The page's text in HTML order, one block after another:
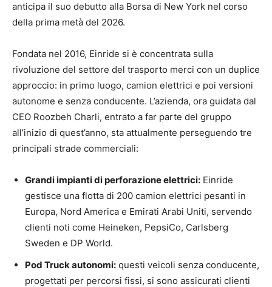
anticipa il suo debutto alla Borsa di New York nel corso
della prima metà del 2026.
Fondata nel 2016, Einride si è concentrata sulla
rivoluzione del settore del trasporto merci con un duplice
approccio: in primo luogo, camion elettrici e poi versioni
autonome e senza conducente. L’azienda, ora guidata dal
CEO Roozbeh Charli, entrato a far parte del gruppo
all’inizio di quest’anno, sta attualmente perseguendo tre
principali strade commerciali:
Grandi impianti di perforazione elettrici: Einride
gestisce una flotta di 200 camion elettrici pesanti in
Europa, Nord America e Emirati Arabi Uniti, servendo
clienti noti come Heineken, PepsiCo, Carlsberg
Sweden e DP World.
Pod Truck autonomi: questi veicoli senza conducente,
progettati per percorsi fissi, si sono assicurati clienti